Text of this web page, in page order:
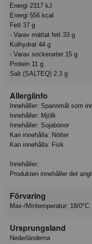
Energi 2317 kJ
Energi 556 kcal
Fett 37 g
- Varav mättat fett 33 g
Kolhydrat 44 g
- Varav sockerarter 15 g
Protein 11 g
Salt (SALTEQ) 2.3 g
Allergiinfo
Innehåller: Spannmål som
Innehåller: Mjölk
Innehåller: Sojabönor
Kan innehålla: Nötter
Kan innehålla: Fisk
Innehåller:
Produkten innehåller det
Förvaring
Max-/Mintemperatur: 18/0°C
Ursprungsland
Nederländerna